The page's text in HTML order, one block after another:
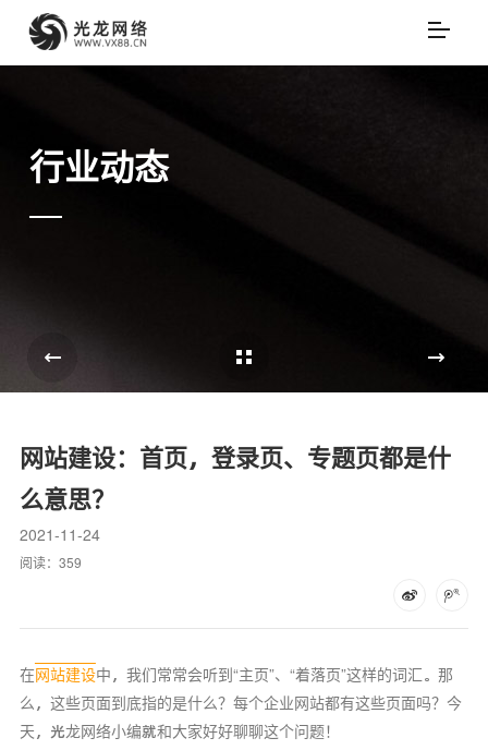
行业动态
网站建设：首页，登录页、专题页都是什
么意思？
2021-11-24
阅读： 359
在网站建设中，我们常常会听到“主页”、“着落页”这样的词汇。那
么，这些页面到底指的是什么？每个企业网站都有这些页面吗？今
天，光龙网络小编就和大家好好聊聊这个问题！